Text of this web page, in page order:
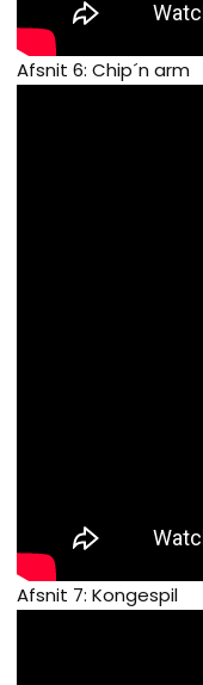
Afsnit 6: Chip´n arm​
Afsnit 7: Kongespil​